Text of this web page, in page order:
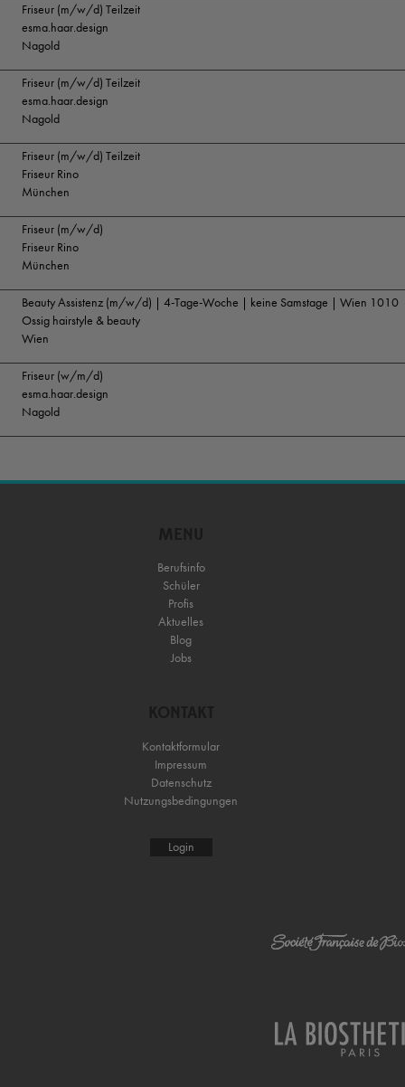
Friseur (m/w/d) Teilzeit
esma.haar.design
Nagold
Friseur (m/w/d) Teilzeit
esma.haar.design
Nagold
Friseur (m/w/d) Teilzeit
Friseur Rino
München
Friseur (m/w/d)
Friseur Rino
München
Beauty Assistenz (m/w/d) | 4-Tage-Woche | keine Samstage | Wien 1010
Ossig hairstyle & beauty
Wien
Friseur (w/m/d)
esma.haar.design
Nagold
Berufsinfo
Schüler
Profis
Aktuelles
Blog
Jobs
Kontaktformular
Impressum
Datenschutz
Nutzungsbedingungen
Login